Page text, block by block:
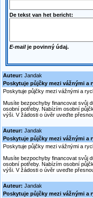
De tekst van het bericht:
E-mailje povinný údaj.
Auteur: Jandak
Poskytuje půjčky mezi vážnými a
Poskytuje půjčky mezi vážnými a
Musíte bezpochyby financovat svůj
osobní potřeby. Nabízím osobní
výši. V žádosti o úvěr uveďte
Auteur: Jandak
Poskytuje půjčky mezi vážnými a
Poskytuje půjčky mezi vážnými a
Musíte bezpochyby financovat svůj
osobní potřeby. Nabízím osobní
výši. V žádosti o úvěr uveďte
Auteur: Jandak
Poskytuje půjčky mezi vážnými a